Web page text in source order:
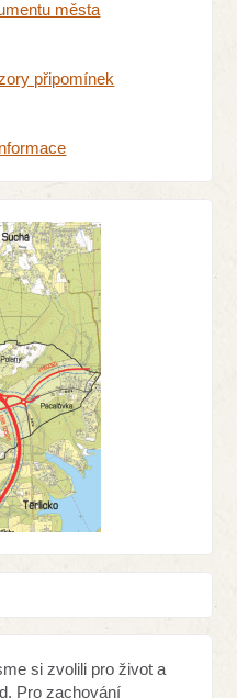
města
připomínek
si zvolili pro život a
Pro zachování